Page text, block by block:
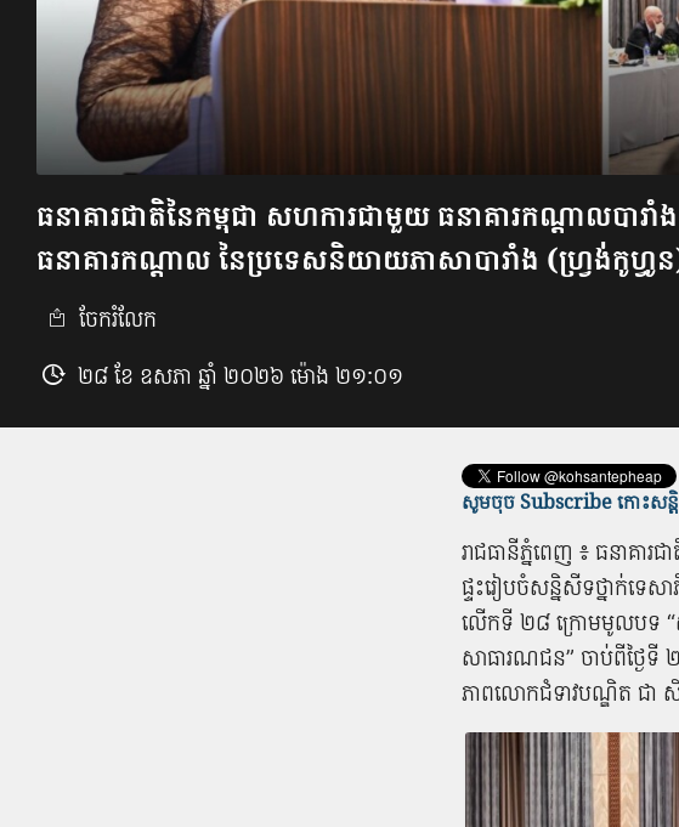
ធនាគារជាតិនៃកម្ពុជា សហការជាមួយ ធនាគារកណ្តាលបារាំ
ធនាគារកណ្តាល នៃប្រទេសនិយាយភាសាបារាំង (ហ្វ្រង់កូហ្
ចែករំលែក
២៨ ខែ ឧសភា ឆ្នាំ ២០២៦ ម៉ោង ២១:០១
សូមចុច Subscribe កោះសន្តិ
រាជធានីភ្នំពេញ ៖ ធនាគារ
ផ្ទះរៀបចំសន្និសីទថ្នាក់ទេ
លើកទី ២៨ ក្រោមមូលបទ “ស្
សាធារណជន” ចាប់ពីថ្ងៃទី
ភាពលោកជំទាវបណ្ឌិត ជា សិ